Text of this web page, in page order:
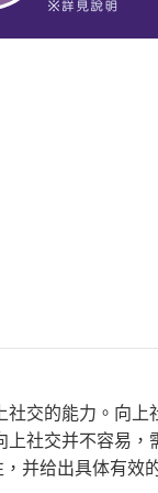
交的能力。向
社交并不容易，
并给出具体有效